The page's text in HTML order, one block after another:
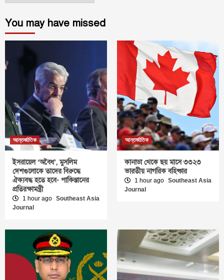
You may have missed
আন্তর্জাতিক
ইসরায়েল ‘অবৈধ’, মুসলিম
দেশগুলোকে তাদের বিরুদ্ধে
ঐক্যবদ্ধ হতে হবে- পাকিস্তানের
প্রতিরক্ষামন্ত্রী
1 hour ago Southeast Asia
Journal
আন্তর্জাতিক
কানাডা থেকে ছয় মাসে ৩৩২৩
ভারতীয় নাগরিক বহিষ্কার
1 hour ago Southeast Asia
Journal